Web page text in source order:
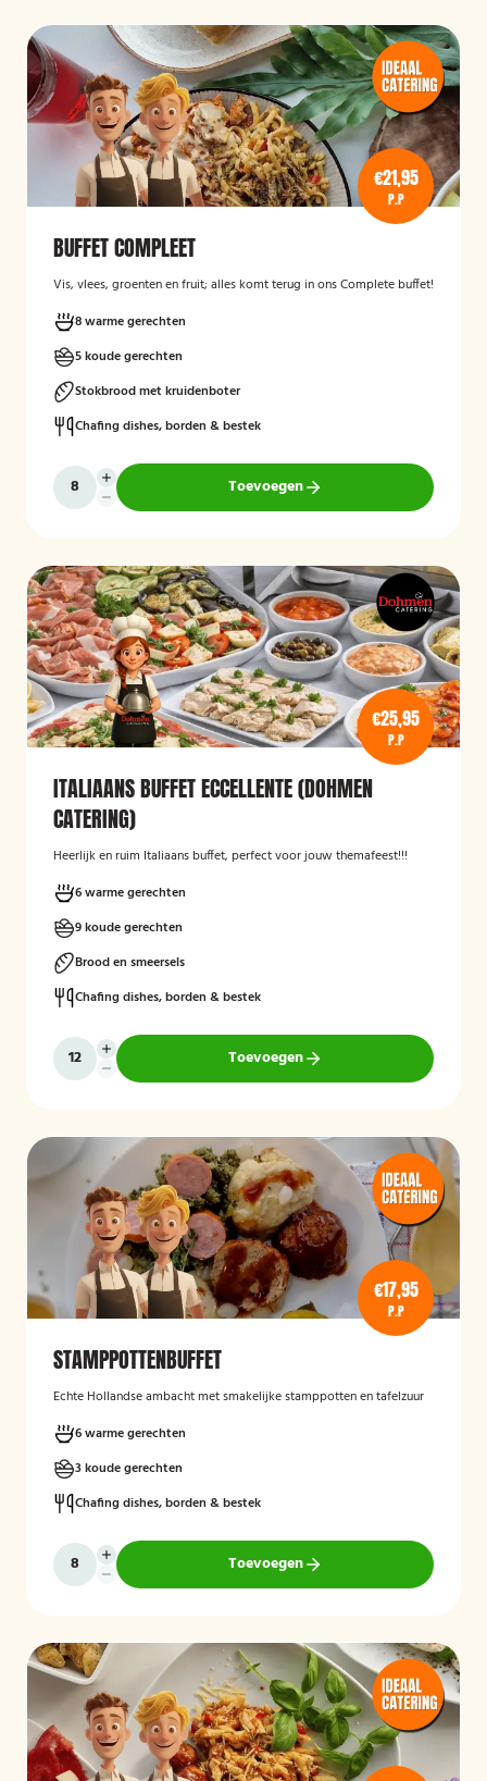
€21,95
P.P
BUFFET COMPLEET
Vis, vlees, groenten en fruit; alles komt terug in ons Complete buffet!
8 warme gerechten
5 koude gerechten
Stokbrood met kruidenboter
Chafing dishes, borden & bestek
Toevoegen
€25,95
P.P
ITALIAANS BUFFET ECCELLENTE (DOHMEN
CATERING)
Heerlijk en ruim Italiaans buffet, perfect voor jouw themafeest!!!
6 warme gerechten
9 koude gerechten
Brood en smeersels
Chafing dishes, borden & bestek
Toevoegen
€17,95
P.P
STAMPPOTTENBUFFET
Echte Hollandse ambacht met smakelijke stamppotten en tafelzuur
6 warme gerechten
3 koude gerechten
Chafing dishes, borden & bestek
Toevoegen